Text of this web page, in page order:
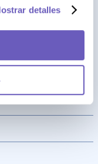
detalles
Ate - Lima, Perú